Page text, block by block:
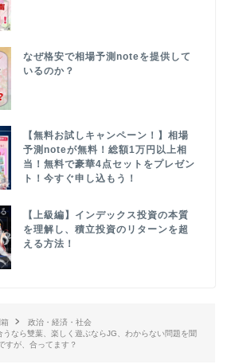
なぜ格安で相場予測noteを提供して
いるのか？
【無料お試しキャンペーン！】相場
予測noteが無料！総額1万円以上相
当！無料で豪華4点セットをプレゼン
ト！今すぐ申し込もう！
【上級編】インデックス投資の本質
を理解し、積立投資のリターンを超
える方法！
政治・経済・社会
なら雙葉、楽しく遊ぶならJG、わからない問題を聞
すが、合ってます？